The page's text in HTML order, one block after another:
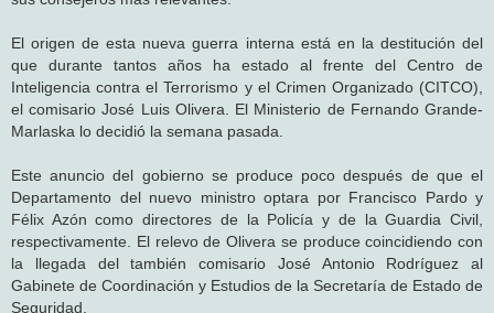
El origen de esta nueva guerra interna está en la destitución del
que durante tantos años ha estado al frente del Centro de
Inteligencia contra el Terrorismo y el Crimen Organizado (CITCO),
el comisario José Luis Olivera. El Ministerio de Fernando Grande-
Marlaska lo decidió la semana pasada.
Este anuncio del gobierno se produce poco después de que el
Departamento del nuevo ministro optara por Francisco Pardo y
Félix Azón como directores de la Policía y de la Guardia Civil,
respectivamente. El relevo de Olivera se produce coincidiendo con
la llegada del también comisario José Antonio Rodríguez al
Gabinete de Coordinación y Estudios de la Secretaría de Estado de
Seguridad.